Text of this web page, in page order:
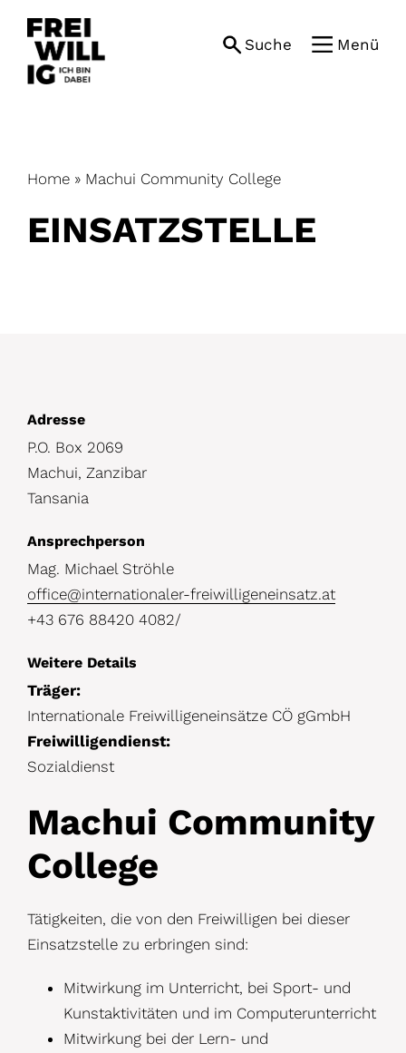
content
Suche Menü
Home » Machui Community College
EINSATZ­STELLE
D
e
t
a
i
l
s
Adresse
P.O. Box 2069
Machui, Zanzibar
Tansania
Ansprechperson
Mag. Michael Ströhle
office@internationaler-freiwilligeneinsatz.at
+43 676 88420 4082/
Weitere Details
Träger:
Internationale Freiwilligeneinsätze CÖ gGmbH
Freiwilligendienst:
Sozialdienst
Machui Community
College
Tätigkeiten, die von den Freiwilligen bei dieser
Einsatzstelle zu erbringen sind:
Mitwirkung im Unterricht, bei Sport- und
Kunstaktivitäten und im Computerunterricht
Mitwirkung bei der Lern- und